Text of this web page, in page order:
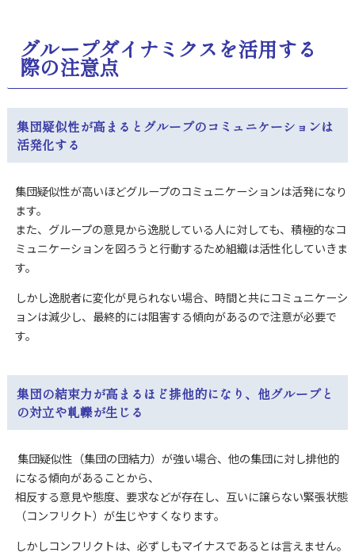
グループダイナミクスを活用する
際の注意点
集団疑似性が高まるとグループのコミュニケーションは
活発化する
集団疑似性が高いほどグループのコミュニケーションは活発になり
ます。
また、グループの意見から逸脱している人に対しても、積極的なコ
ミュニケーションを図ろうと行動するため組織は活性化していきま
す。
しかし逸脱者に変化が見られない場合、時間と共にコミュニケーシ
ョンは減少し、最終的には阻害する傾向があるので注意が必要で
す。
集団の結束力が高まるほど排他的になり、他グループと
の対立や軋轢が生じる
集団疑似性（集団の団結力）が強い場合、他の集団に対し排他的
になる傾向があることから、
相反する意見や態度、要求などが存在し、互いに譲らない緊張状態
（コンフリクト）が生じやすくなります。
しかしコンフリクトは、必ずしもマイナスであるとは言えません。